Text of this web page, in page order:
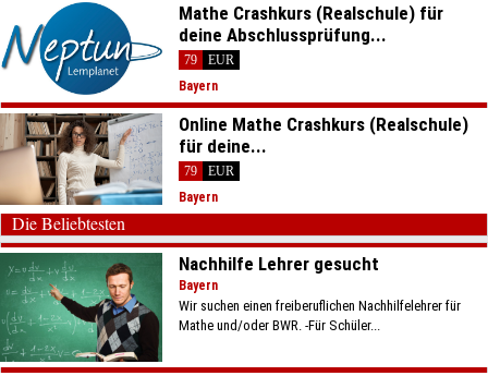
Mathe Crashkurs (Realschule) für
deine Abschlussprüfung...
79
EUR
Bayern
Online Mathe Crashkurs (Realschule)
für deine...
79
EUR
Bayern
Die Beliebtesten
Nachhilfe Lehrer gesucht
Bayern
Wir suchen einen freiberuflichen Nachhilfelehrer für
Mathe und/oder BWR. -Für Schüler...